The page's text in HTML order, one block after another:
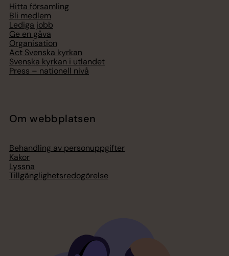
Hitta församling
Bli medlem
Lediga jobb
Ge en gåva
Organisation
Act Svenska kyrkan
Svenska kyrkan i utlandet
Press – nationell nivå
Om webbplatsen
Behandling av personuppgifter
Kakor
Lyssna
Tillgänglighetsredogörelse